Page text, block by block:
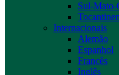
Sul-Mato-
Internacionais
Alemão
Espanhol
Francês
Inglês